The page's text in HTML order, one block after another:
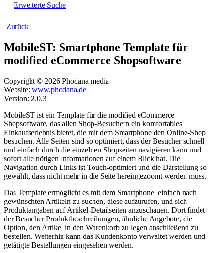
Erweiterte Suche
Zurück
MobileST: Smartphone Template für
modified eCommerce Shopsoftware
Copyright © 2026 Phodana media
Website: www.phodana.de
Version: 2.0.3
MobileST ist ein Template für die modified eCommerce
Shopsoftware, das allen Shop-Besuchern ein komfortables
Einkaufserlebnis bietet, die mit dem Smartphone den Online-Shop
besuchen. Alle Seiten sind so optimiert, dass der Besucher schnell
und einfach durch die einzelnen Shopseiten navigieren kann und
sofort alle nötigen Informationen auf einem Blick hat. Die
Navigation durch Links ist Touch-optimiert und die Darstellung so
gewählt, dass nicht mehr in die Seite hereingezoomt werden muss.
Das Template ermöglicht es mit dem Smartphone, einfach nach
gewünschten Artikeln zu suchen, diese aufzurufen, und sich
Produktangaben auf Artikel-Detailseiten anzuschauen. Dort findet
der Besucher Produktbeschreibungen, ähnliche Angebote, die
Option, den Artikel in den Warenkorb zu legen anschließend zu
bestellen. Weiterhin kann das Kundenkonto verwaltet werden und
getätigte Bestellungen eingesehen werden.